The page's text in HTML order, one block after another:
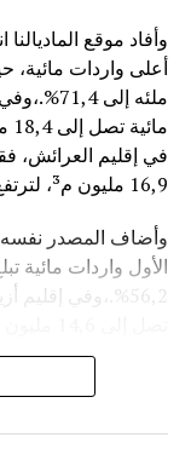
وأفاد موقع
ملئه
في إقليم العرائش،
16,9 مليون م³، لترتفع نسبة ملئه إلى 37,5%.”
وأضاف المصدر نفسه
56,2%.،وفي
وتعكس هذه المعطيات